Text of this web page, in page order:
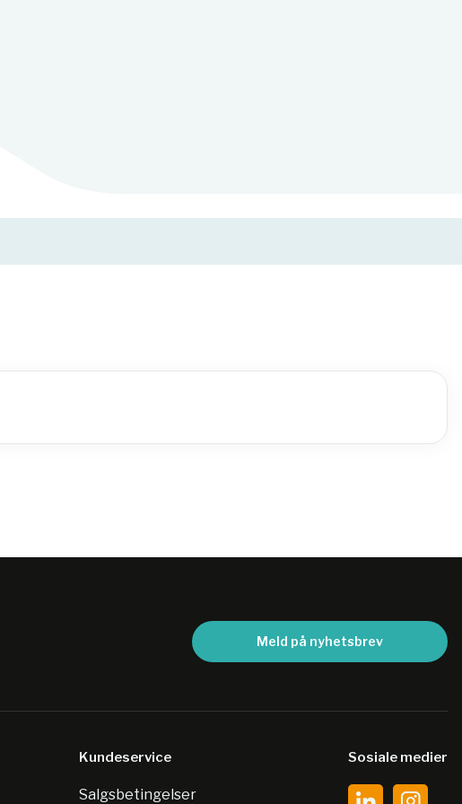
Meld på nyhetsbrev
Kundeservice
Salgsbetingelser
Sosiale medier